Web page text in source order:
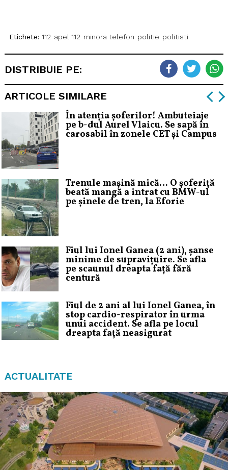
Etichete: 112 apel 112 minora telefon politie politisti
DISTRIBUIE PE:
ARTICOLE SIMILARE
În atenția șoferilor! Ambuteiaje
pe b-dul Aurel Vlaicu. Se sapă în
carosabil în zonele CET și Campus
Trenule mașină mică… O șoferiță
beată mangă a intrat cu BMW-ul
pe șinele de tren, la Eforie
Fiul lui Ionel Ganea (2 ani), șanse
minime de supravițuire. Se afla
pe scaunul dreapta față fără
centură
Fiul de 2 ani al lui Ionel Ganea, în
stop cardio-respirator în urma
unui accident. Se afla pe locul
dreapta față neasigurat
ACTUALITATE